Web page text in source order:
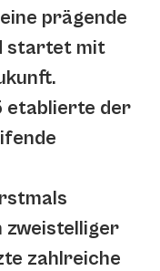
prägende
startet mit
etablierte der
zweistelliger
zahlreiche